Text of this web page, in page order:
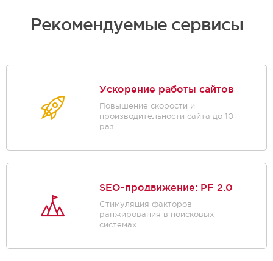
Рекомендуемые сервисы
Ускорение работы сайтов
Повышение скорости и
производительности сайта до 10
раз.
SEO-продвижение: PF 2.0
Стимуляция факторов
ранжирования в поисковых
системах.